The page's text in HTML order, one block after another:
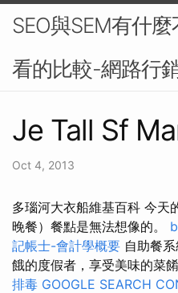
SEO與SEM有什
看的比較-網路行
Je Tall Sf
Oct 4, 2013
多瑙河大衣船維基百科 今天
晚餐）餐點是無法想像的。
記帳士-會計學概要 自助餐
餓的度假者，享受美味的菜餚
排毒 GOOGLE SEARCH